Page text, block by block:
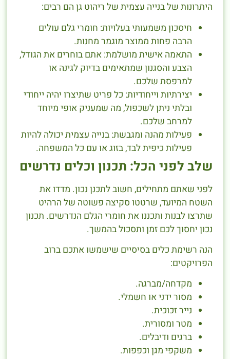
היתרונות של בנייה עצמית של ריהוט גן הם רבים:
חיסכון משמעותי בעלויות: חומרי גלם עולים
הרבה פחות ממוצר מוגמר מחנות.
התאמה אישית מושלמת: אתם בוחרים את הגודל,
הצבע והסגנון שמתאימים בדיוק לגינה או
למרפסת שלכם.
יצירתיות וייחודיות: כל פריט שתיצרו יהיה ייחודי
ובלתי ניתן לשכפול, מה שמעניק אופי מיוחד
למרחב שלכם.
פעילות מהנה ומגבשת: בנייה עצמית יכולה להיות
פעילות כיפית לבד, בזוג או עם כל המשפחה.
שלב לפני הכל: תכנון וכלים נדרשים
לפני שאתם מתחילים, חשוב לתכנן נכון. מדדו את
השטח המיועד, שרטטו סקיצה פשוטה של הרהיט
שתרצו לבנות ותכננו את חומרי הגלם הנדרשים. תכנון
נכון יחסוך לכם זמן ותסכול בהמשך.
הנה רשימת כלים בסיסיים שישמשו אתכם ברוב
הפרויקטים:
מקדחה/מברגה.
מסור ידני או חשמלי.
נייר זכוכית.
מטר ומסורית.
ברגים ודיבלים.
משקפי מגן וכפפות.